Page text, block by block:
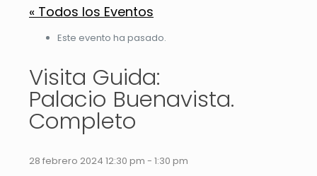
« Todos los Eventos
Este evento ha pasado.
Visita Guida:
Palacio Buenavista.
Completo
28 febrero 2024 12:30 pm - 1:30 pm